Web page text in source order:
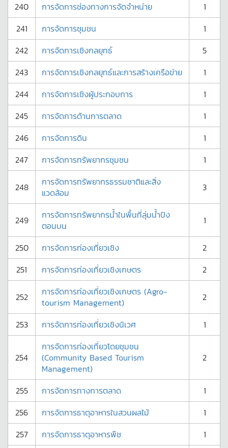
240
การจัดการช่องทางการจัดจำหน่าย
1
241
การจัดการชุมชน
1
242
การจัดการเชิงกลยุทธ์
5
243
การจัดการเชิงกลยุทธ์และการสร้างเครือข่าย
1
244
การจัดการเชิงผู้ประกอบการ
1
245
การจัดการด้านการตลาด
1
246
การจัดการดิน
1
247
การจัดการทรัพยากรชุมชน 1
248
การจัดการทรัพยากรธรรมชาติและสิ่ง
แวดล้อม
3
249
การจัดการทรัพยากรน้ำในพื้นที่ลุ่มน้ำปิง
ตอนบน
1
250 การจัดการท่องเที่ยวเชิง
2
251
การจัดการท่องเที่ยวเชิงเกษตร 2
252
การจัดการท่องเที่ยวเชิงเกษตร (Agro-
tourism Management)
2
253 การจัดการท่องเที่ยวเชิงนิเวศ 1
254
การจัดการท่องเที่ยวโดยชุมชน
(Community Based Tourism
Management)
2
255 การจัดการทางการตลาด
1
256
การจัดการธาตุอาหารในสวนผลไม้
1
257
การจัดการธาตุอาหารพืช
1